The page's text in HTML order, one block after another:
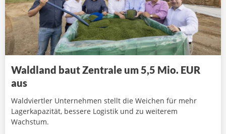
Waldland baut Zentrale um 5,5 Mio. EUR
aus
Waldviertler Unternehmen stellt die Weichen für mehr
Lagerkapazität, bessere Logistik und zu weiterem
Wachstum.